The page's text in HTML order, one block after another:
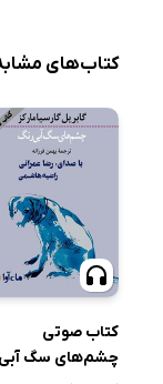
کتاب‌های
کتاب صوتی
چشم‌های سگ آبی